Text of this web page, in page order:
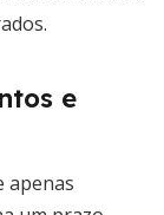
e
apenas